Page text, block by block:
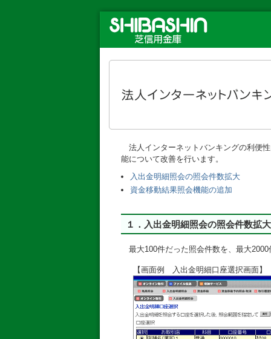
法人インターネットバンキングの利便
能について改善を行います。
入出金明細照会の照会件数拡大
資金移動結果照会機能の追加
１．入出金明細照会の照会件数拡
最大100件だった照会件数を、最大
【画面例 入出金明細口座選択画面】